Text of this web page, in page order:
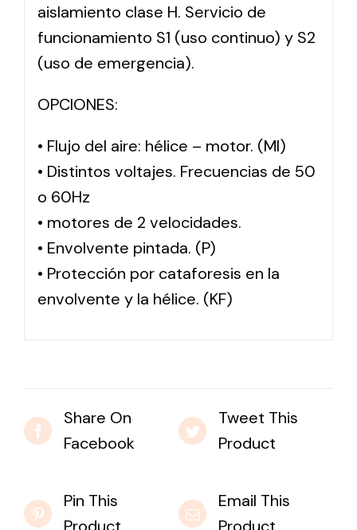
aislamiento clase H. Servicio de
funcionamiento S1 (uso continuo) y S2
(uso de emergencia).
OPCIONES:
• Flujo del aire: hélice – motor. (MI)
• Distintos voltajes. Frecuencias de 50
o 60Hz
• motores de 2 velocidades.
• Envolvente pintada. (P)
• Protección por cataforesis en la
envolvente y la hélice. (KF)
Share On
Facebook
Tweet This
Product
Pin This
Email This